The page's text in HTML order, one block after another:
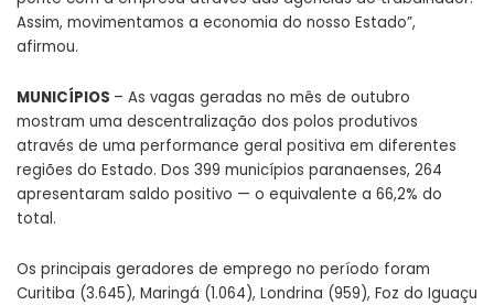
Assim, movimentamos a economia do nosso Estado”,
afirmou.
MUNICÍPIOS – As vagas geradas no mês de outubro
mostram uma descentralização dos polos produtivos
através de uma performance geral positiva em diferentes
regiões do Estado. Dos 399 municípios paranaenses, 264
apresentaram saldo positivo — o equivalente a 66,2% do
total.
Os principais geradores de emprego no período foram
Curitiba (3.645), Maringá (1.064), Londrina (959), Foz do Iguaçu